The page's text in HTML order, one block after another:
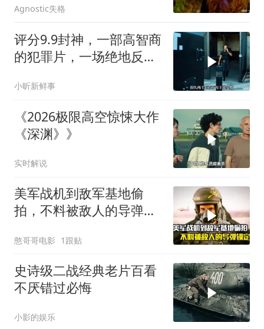
Agnostic失格
评分9.9封神，一部高智商
的犯罪片，一场绝地反
小昕新鲜事
《2026极限高空惊悚大作
《深渊》》
实时解说
美军战机到敌军基地偷
拍，不料被敌人的导弹锁
憨哥哥电影 1跟贴
史诗级二战经典老片百看
不厌错过必悔
小影的娱乐